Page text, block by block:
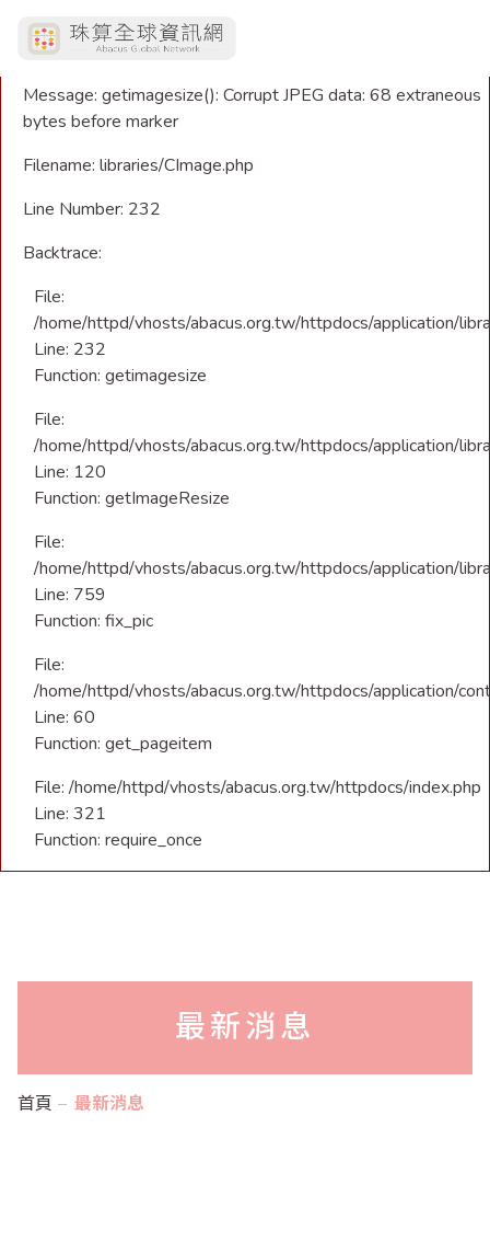
A PHP Error was encountered
Severity: Warning
Message: getimagesize(): Corrupt JPEG data: 68 extraneous
bytes before marker
Filename: libraries/CImage.php
Line Number: 232
Backtrace:
File:
/home/httpd/vhosts/abacus.org.tw/httpdocs/application/
Line: 232
Function: getimagesize
File:
/home/httpd/vhosts/abacus.org.tw/httpdocs/application/
Line: 120
Function: getImageResize
File:
/home/httpd/vhosts/abacus.org.tw/httpdocs/application/
Line: 759
Function: fix_pic
File:
/home/httpd/vhosts/abacus.org.tw/httpdocs/application/
Line: 60
Function: get_pageitem
File: /home/httpd/vhosts/abacus.org.tw/httpdocs/index.php
Line: 321
Function: require_once
最新消息
首頁 最新消息